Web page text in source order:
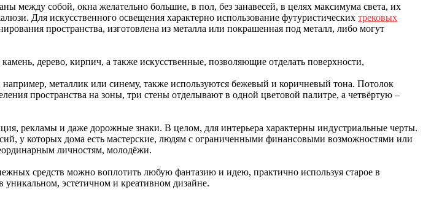
между собой, окна желательно большие, в пол, без занавесей, в целях максимума света, их
Для искусственного освещения характерно использование футуристических трековых
пространства, изготовлена из металла или покрашенная под металл, либо могут
дерево, кирпич, а также искусственные, позволяющие отделать поверхности,
металлик или синему, также используются бежевый и коричневый тона. Потолок
пространства на зоны, три стены отделывают в одной цветовой палитре, а четвёртую –
рекламы и даже дорожные знаки. В целом, для интерьера характерны индустриальные черты.
у которых дома есть мастерские, людям с ограниченными финансовыми возможностями или
личностям, молодёжи.
средств можно воплотить любую фантазию и идею, практично используя старое в
эстетичном и креативном дизайне.